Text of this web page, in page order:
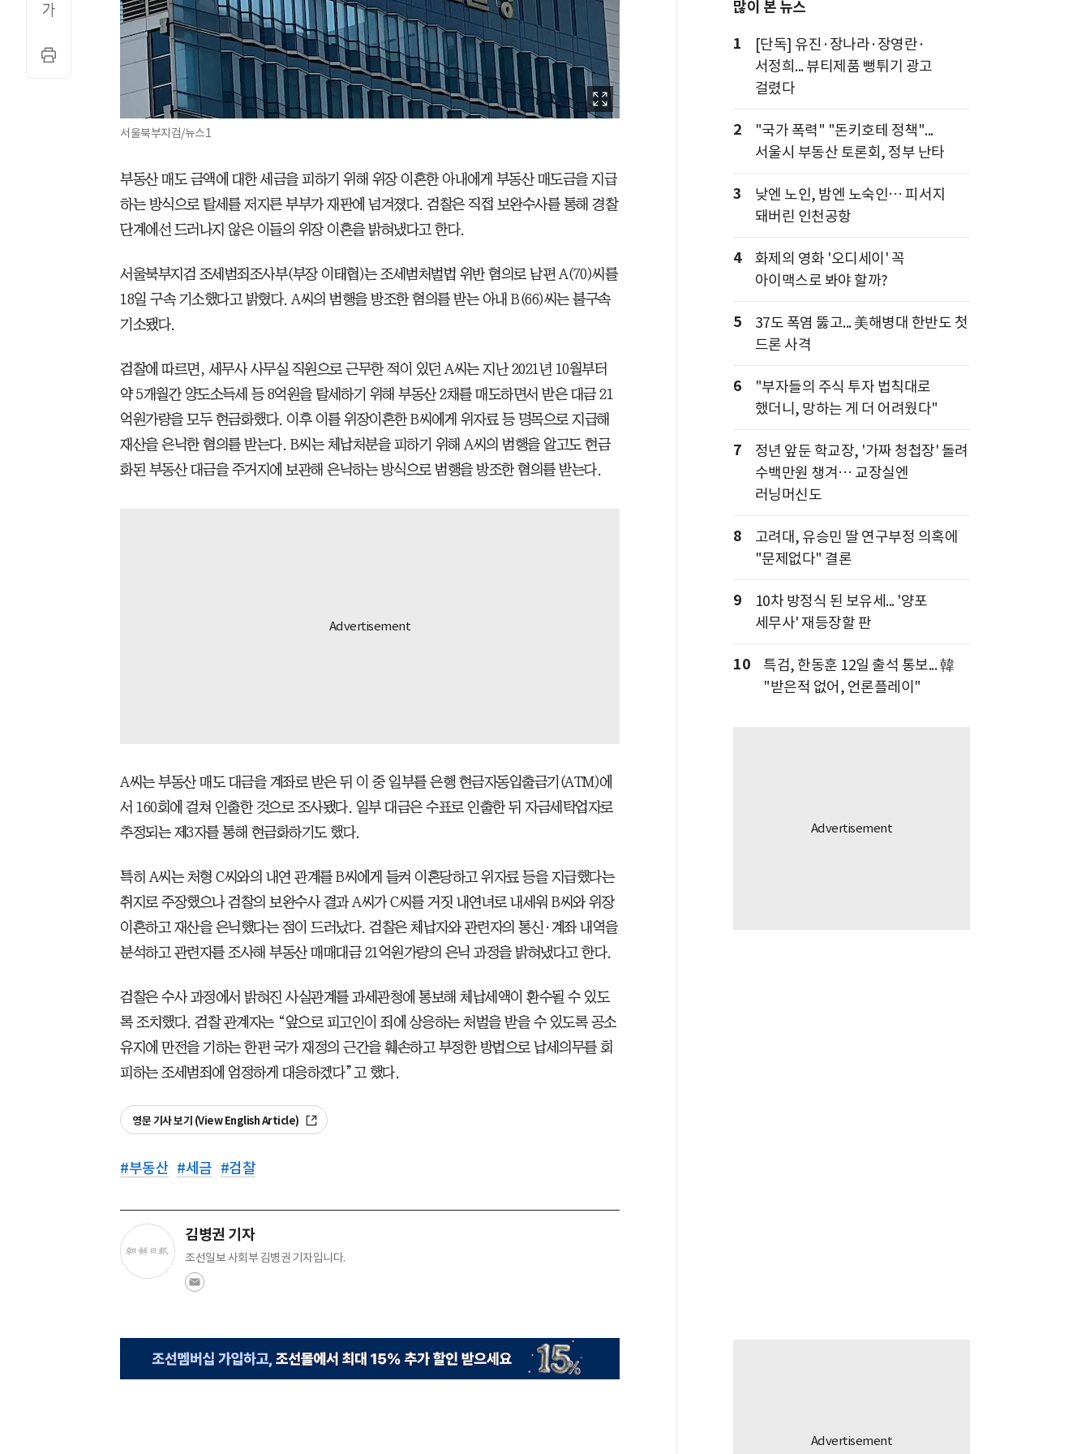
서울북부지검/뉴스1
부동산 매도 금액에 대한 세금을 피하기 위해 위장 이혼한 아내에게 부동산 매도금을 지급
하는 방식으로 탈세를 저지른 부부가 재판에 넘겨졌다. 검찰은 직접 보완수사를 통해 경찰
단계에선 드러나지 않은 이들의 위장 이혼을 밝혀냈다고 한다.
서울북부지검 조세범죄조사부(부장 이태협)는 조세범처벌법 위반 혐의로 남편 A(70)씨를
18일 구속 기소했다고 밝혔다. A씨의 범행을 방조한 혐의를 받는 아내 B(66)씨는 불구속
기소됐다.
검찰에 따르면, 세무사 사무실 직원으로 근무한 적이 있던 A씨는 지난 2021년 10월부터
약 5개월간 양도소득세 등 8억원을 탈세하기 위해 부동산 2채를 매도하면서 받은 대금 21
억원가량을 모두 현금화했다. 이후 이를 위장이혼한 B씨에게 위자료 등 명목으로 지급해
재산을 은닉한 혐의를 받는다. B씨는 체납처분을 피하기 위해 A씨의 범행을 알고도 현금
화된 부동산 대금을 주거지에 보관해 은닉하는 방식으로 범행을 방조한 혐의를 받는다.
A씨는 부동산 매도 대금을 계좌로 받은 뒤 이 중 일부를 은행 현금자동입출금기(ATM)에
서 160회에 걸쳐 인출한 것으로 조사됐다. 일부 대금은 수표로 인출한 뒤 자금세탁업자로
추정되는 제3자를 통해 현금화하기도 했다.
특히 A씨는 처형 C씨와의 내연 관계를 B씨에게 들켜 이혼당하고 위자료 등을 지급했다는
취지로 주장했으나 검찰의 보완수사 결과 A씨가 C씨를 거짓 내연녀로 내세워 B씨와 위장
이혼하고 재산을 은닉했다는 점이 드러났다. 검찰은 체납자와 관련자의 통신·계좌 내역을
분석하고 관련자를 조사해 부동산 매매대금 21억원가량의 은닉 과정을 밝혀냈다고 한다.
검찰은 수사 과정에서 밝혀진 사실관계를 과세관청에 통보해 체납세액이 환수될 수 있도
록 조치했다. 검찰 관계자는 “앞으로 피고인이 죄에 상응하는 처벌을 받을 수 있도록 공소
유지에 만전을 기하는 한편 국가 재정의 근간을 훼손하고 부정한 방법으로 납세의무를 회
피하는 조세범죄에 엄정하게 대응하겠다”고 했다.
영문 기사 보기 (View English Article)
#부동산 #세금 #검찰
김병권 기자
조선일보 사회부 김병권 기자입니다.
많이 본 뉴스
1
[단독] 유진·장나라·장영란·
서정희... 뷰티제품 뻥튀기 광고
걸렸다
2
"국가 폭력" "돈키호테 정책"...
서울시 부동산 토론회, 정부 난타
3
낮엔 노인, 밤엔 노숙인… 피서지
돼버린 인천공항
4
화제의 영화 '오디세이' 꼭
아이맥스로 봐야 할까?
5
37도 폭염 뚫고... 美해병대 한반도 첫
드론 사격
6
"부자들의 주식 투자 법칙대로
했더니, 망하는 게 더 어려웠다"
7
정년 앞둔 학교장, '가짜 청첩장' 돌려
수백만원 챙겨… 교장실엔
러닝머신도
8
고려대, 유승민 딸 연구부정 의혹에
"문제없다" 결론
9
10차 방정식 된 보유세... '양포
세무사' 재등장할 판
10
특검, 한동훈 12일 출석 통보... 韓
"받은적 없어, 언론플레이"